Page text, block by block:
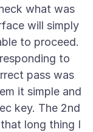
what was
will simply
to proceed.
to
pass was
it simple and
key. The 2nd
long thing I